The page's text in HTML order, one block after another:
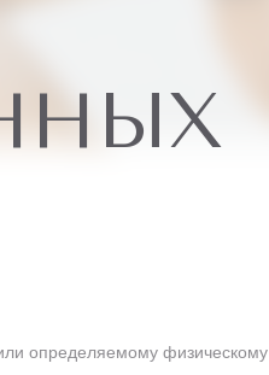
определяемому физическому